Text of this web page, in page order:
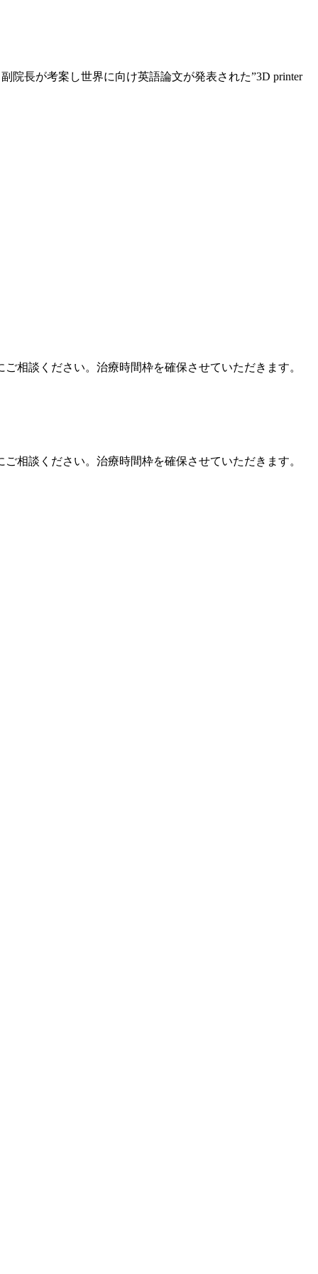
院長が考案し世界に向け英語論文が発表された”3D printer
相談ください。治療時間枠を確保させていただきます。
相談ください。治療時間枠を確保させていただきます。